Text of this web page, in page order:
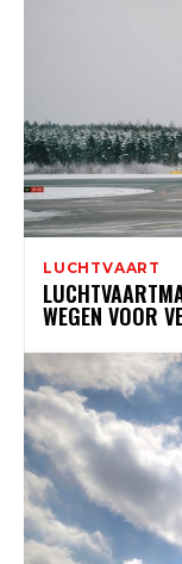
LUCHTVAART
WEGEN VOOR